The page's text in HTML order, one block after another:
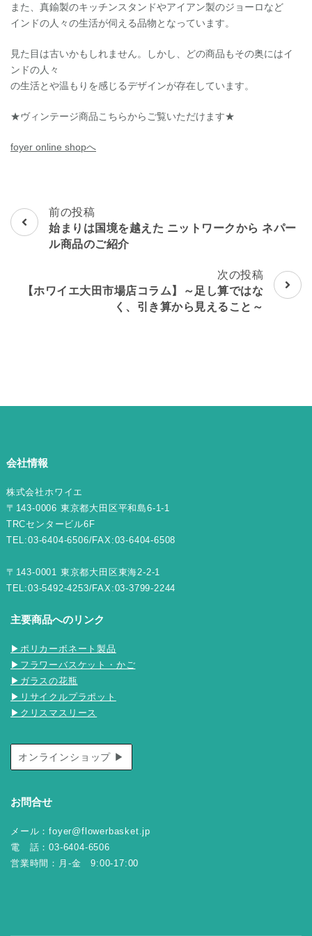
また、真鍮製のキッチンスタンドやアイアン製のジョーロなど
インドの人々の生活が伺える品物となっています。
見た目は古いかもしれません。しかし、どの商品もその奥にはイ
ンドの人々
の生活とや温もりを感じるデザインが存在しています。
★ヴィンテージ商品こちらからご覧いただけます★
foyer online shopへ
投
稿
前の投稿
始まりは国境を越えた ニットワークから ネパー
ル商品のご紹介
次の投稿
【ホワイエ大田市場店コラム】～足し算ではな
く、引き算から見えること～
会社情報
株式会社ホワイエ
〒143-0006 東京都大田区平和島6-1-1
TRCセンタービル6F
TEL:03-6404-6506/FAX:03-6404-6508
〒143-0001 東京都大田区東海2-2-1
TEL:03-5492-4253/FAX:03-3799-2244
主要商品へのリンク
▶ポリカーボネート製品
▶フラワーバスケット・かご
▶ガラスの花瓶
▶リサイクルプラポット
▶クリスマスリース
オンラインショップ ▶
お問合せ
メール：foyer@flowerbasket.jp
電 話：03-6404-6506
営業時間：月-金 9:00-17:00